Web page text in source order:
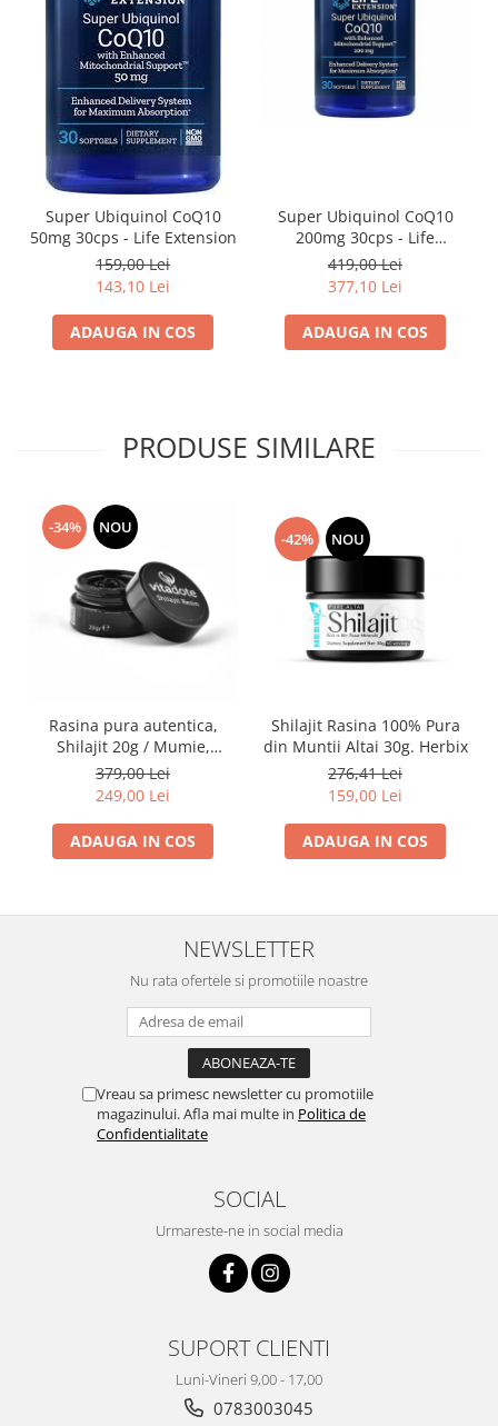
Super Ubiquinol CoQ10
50mg 30cps - Life Extension
159,00 Lei
143,10 Lei
ADAUGA IN COS
Super Ubiquinol CoQ10
200mg 30cps - Life
Extension
419,00 Lei
377,10 Lei
ADAUGA IN COS
PRODUSE SIMILARE
-34% NOU
Rasina pura autentica,
Shilajit 20g / Mumie,
Vitamine si Micronutrienti -
Vitadote
379,00 Lei
249,00 Lei
ADAUGA IN COS
-42% NOU
Shilajit Rasina 100% Pura
din Muntii Altai 30g. Herbix
276,41 Lei
159,00 Lei
ADAUGA IN COS
NEWSLETTER
Nu rata ofertele si promotiile noastre
Vreau sa primesc newsletter cu promotiile
magazinului. Afla mai multe in Politica de
Confidentialitate
SOCIAL
Urmareste-ne in social media
SUPORT CLIENTI
Luni-Vineri 9,00 - 17,00
0783003045